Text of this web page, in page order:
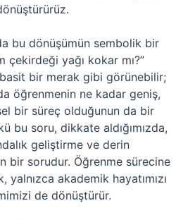
bu dönüşümün sembolik bir
yağı kokar mı?”
bir merak gibi görünebilir;
öğrenmenin ne kadar geniş,
bir süreç olduğunun da bir
bu soru, dikkate aldığımızda,
geliştirme ve derin
bir sorudur. Öğrenme sürecine
akademik hayatımızı
de dönüştürür.